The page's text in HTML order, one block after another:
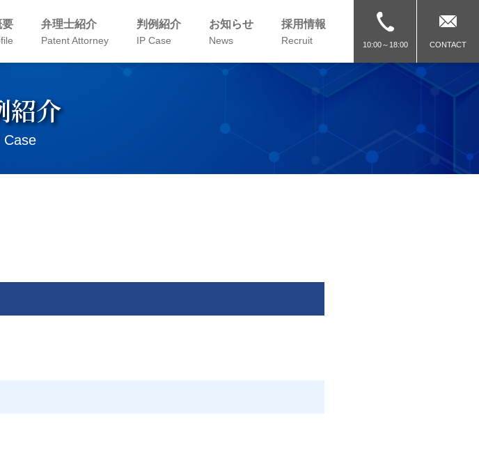
要 弁理士紹介
Patent Attorney
判例紹介
IP Case
お知らせ
News
採用情報
Recruit 10:00～18:00 CONTACT
紹介
Case